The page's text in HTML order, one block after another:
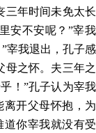
三年时间未免太长
安不安呢？”宰我
宰我退出，孔子感
母之怀。夫三年之
！”孔子认为宰我
开父母怀抱，为
你宰我就没有受